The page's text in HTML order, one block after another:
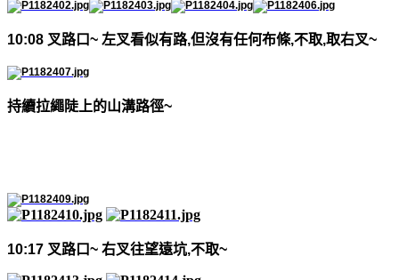
10:08 叉路口~ 左叉看似有路,但沒有任何布條,不取,取右叉~
持續拉繩陡上的山溝路徑~
10:17 叉路口~ 右叉往望遠坑,不取~